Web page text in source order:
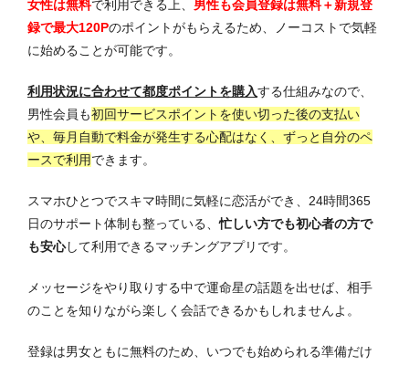
女性は無料で利用できる上、 男性も会員登録は無料＋新規登
録で最大120Pのポイントがもらえるため、ノーコストで気軽
に始めることが可能です。
利用状況に合わせて都度ポイントを購入する仕組みなので、
男性会員も初回サービスポイントを使い切った後の支払い
や、毎月自動で料金が発生する心配はなく、ずっと自分のペ
ースで利用できます。
スマホひとつでスキマ時間に気軽に恋活ができ、24時間365
日のサポート体制も整っている、忙しい方でも初心者の方で
も安心して利用できるマッチングアプリです。
メッセージをやり取りする中で運命星の話題を出せば、相手
のことを知りながら楽しく会話できるかもしれませんよ。
登録は男女ともに無料のため、いつでも始められる準備だけ